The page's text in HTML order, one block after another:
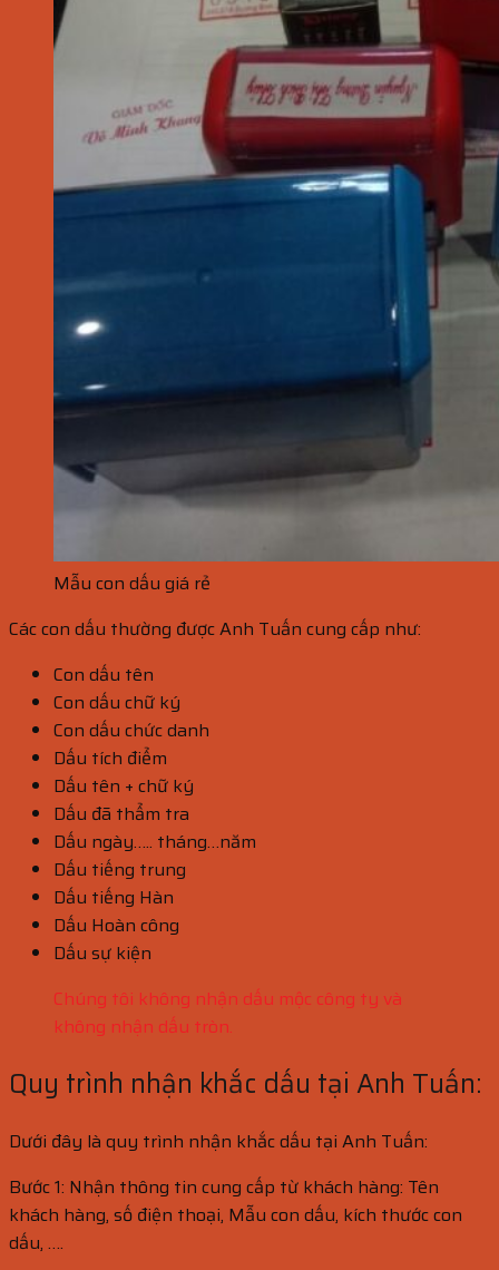
Mẫu con dấu giá rẻ
Các con dấu thường được Anh Tuấn cung cấp như:
Con dấu tên
Con dấu chữ ký
Con dấu chức danh
Dấu tích điểm
Dấu tên + chữ ký
Dấu đã thẩm tra
Dấu ngày….. tháng…năm
Dấu tiếng trung
Dấu tiếng Hàn
Dấu Hoàn công
Dấu sự kiện
Chúng tôi không nhận dấu mộc công ty và
không nhận dấu tròn.
Quy trình nhận khắc dấu tại Anh Tuấn:
Dưới đây là quy trình nhận khắc dấu tại Anh Tuấn:
Bước 1: Nhận thông tin cung cấp từ khách hàng: Tên
khách hàng, số điện thoại, Mẫu con dấu, kích thước con
dấu, ….